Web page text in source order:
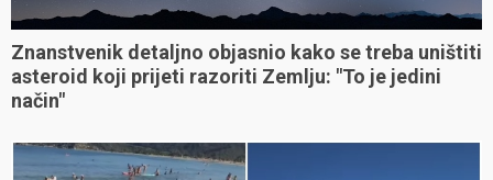
Znanstvenik detaljno objasnio kako se treba uništiti
asteroid koji prijeti razoriti Zemlju: "To je jedini
način"